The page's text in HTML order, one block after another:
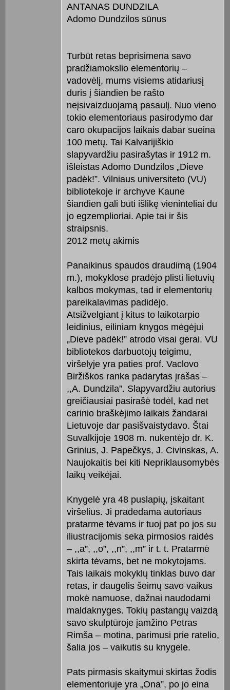
ANTANAS DUNDZILA
Adomo Dundzilos sūnus
Turbūt retas beprisimena savo
pradžiamokslio elementorių –
vadovėlį, mums visiems atidariusį
duris į šiandien be rašto
neįsivaizduojamą pasaulį. Nuo vieno
tokio elementoriaus pasirodymo dar
caro okupacijos laikais dabar sueina
100 metų. Tai Kalvarijiškio
slapyvardžiu pasirašytas ir 1912 m.
išleistas Adomo Dundzilos „Dieve
padėk!”. Vilniaus universiteto (VU)
bibliotekoje ir archyve Kaune
šiandien gali būti išlikę vieninteliai du
jo egzemplioriai. Apie tai ir šis
straipsnis.
2012 metų akimis
Panaikinus spaudos draudimą (1904
m.), mokyklose pradėjo plisti lietuvių
kalbos mokymas, tad ir elementorių
pareikalavimas padidėjo.
Atsižvelgiant į kitus to laikotarpio
leidinius, eiliniam knygos mėgėjui
„Dieve padėk!” atrodo visai gerai. VU
bibliotekos darbuotojų teigimu,
viršelyje yra paties prof. Vaclovo
Biržiškos ranka padarytas įrašas –
,,A. Dundzila”. Slapyvardžiu autorius
greičiausiai pasirašė todėl, kad net
carinio braškėjimo laikais žandarai
Lietuvoje dar pasišvaistydavo. Štai
Suvalkijoje 1908 m. nukentėjo dr. K.
Grinius, J. Papečkys, J. Civinskas, A.
Naujokaitis bei kiti Nepriklausomybės
laikų veikėjai.
Knygelė yra 48 puslapių, įskaitant
viršelius. Ji pradedama autoriaus
pratarme tėvams ir tuoj pat po jos su
iliustracijomis seka pirmosios raidės
– ,,a”, ,,o”, ,,n”, ,,m” ir t. t. Pratarmė
skirta tėvams, bet ne mokytojams.
Tais laikais mokyklų tinklas buvo dar
retas, ir daugelis šeimų savo vaikus
mokė namuose, dažnai naudodami
maldaknyges. Tokių pastangų vaizdą
savo skulptūroje įamžino Petras
Rimša – motina, parimusi prie ratelio,
šalia jos – vaikutis su knygele.
Pats pirmasis skaitymui skirtas žodis
elementoriuje yra „Ona”, po jo eina